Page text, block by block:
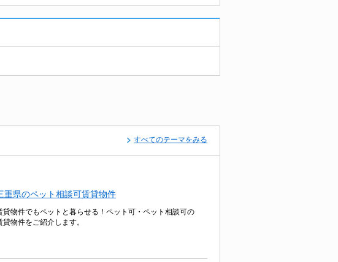
すべてのテーマをみる
重県のペット相談可賃貸物件
貸物件でもペットと暮らせる！ペット可・ペット相談可の
貸物件をご紹介します。